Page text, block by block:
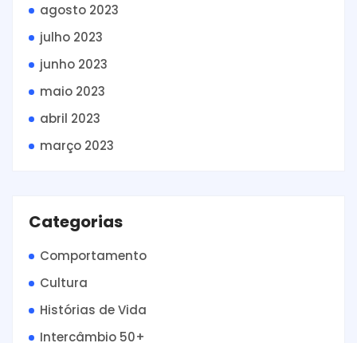
agosto 2023
julho 2023
junho 2023
maio 2023
abril 2023
março 2023
Categorias
Comportamento
Cultura
Histórias de Vida
Intercâmbio 50+